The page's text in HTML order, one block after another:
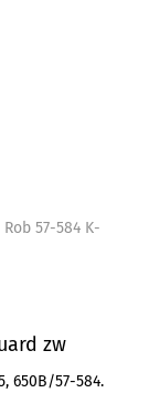
57-584 K-
zw
650B/57-584.